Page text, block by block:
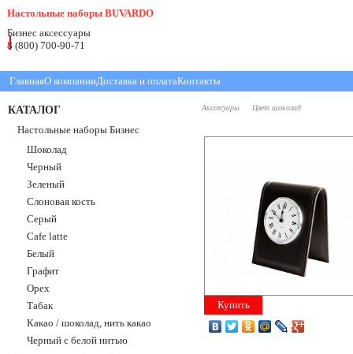
Настольные наборы BUVARDO
Бизнес аксессуары
8 (800) 700-90-71
ГлавнаяО компанииДоставка и оплатаКонтакты
КАТАЛОГ
Настольные наборы Бизнес
Шоколад
Черный
Зеленый
Слоновая кость
Серый
Cafe latte
Белый
Графит
Орех
Табак
Какао / шоколад, нить какао
Черный с белой нитью
Акссесуары Цвет шоколад
Купить